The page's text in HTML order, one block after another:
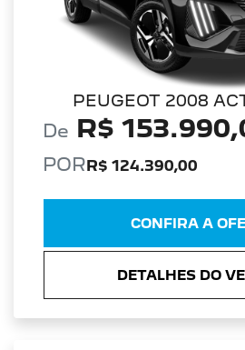
PEUGEOT 2008
De R$
PORR$ 124.390,00
CONFIRA A
DETALHES DO